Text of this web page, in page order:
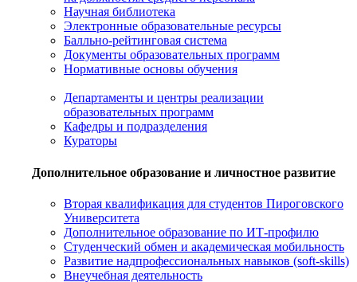
Научная библиотека
Электронные образовательные ресурсы
Балльно-рейтинговая система
Документы образовательных программ
Нормативные основы обучения
Департаменты и центры реализации
образовательных программ
Кафедры и подразделения
Кураторы
Дополнительное образование и личностное развитие
Вторая квалификация для студентов Пироговского
Университета
Дополнительное образование по ИТ-профилю
Студенческий обмен и академическая мобильность
Развитие надпрофессиональных навыков (soft-skills)
Внеучебная деятельность